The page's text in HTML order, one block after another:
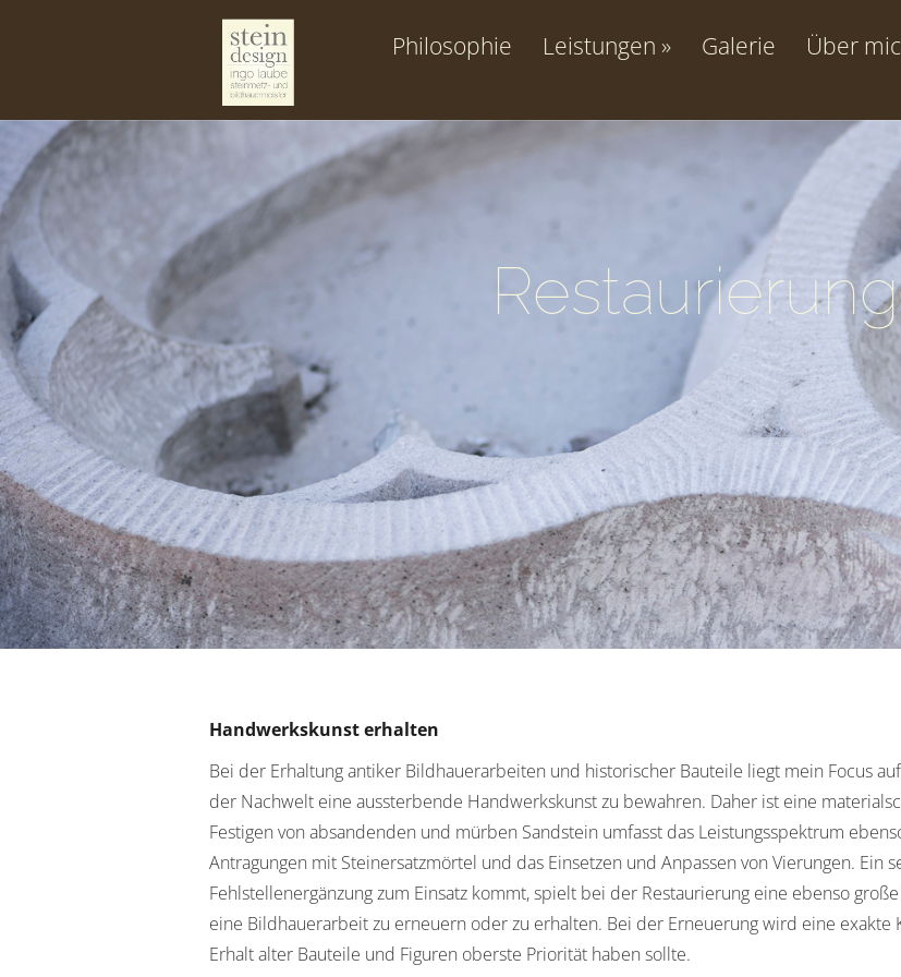
Philosophie Leistungen Galerie Über
Handwerkskunst erhalten
Bei der Erhaltung antiker Bildhauerarbeiten und historischer Bauteile liegt mein Focus
der Nachwelt eine aussterbende Handwerkskunst zu bewahren. Daher ist eine
Festigen von absandenden und mürben Sandstein umfasst das Leistungsspektrum
Antragungen mit Steinersatzmörtel und das Einsetzen und Anpassen von Vierungen. Ein
Fehlstellenergänzung zum Einsatz kommt, spielt bei der Restaurierung eine ebenso
eine Bildhauerarbeit zu erneuern oder zu erhalten. Bei der Erneuerung wird eine exakte
Erhalt alter Bauteile und Figuren oberste Priorität haben sollte.